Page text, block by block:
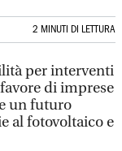
2 MINUTI DI LETTURA
per interventi
di imprese
un futuro
al fotovoltaico e